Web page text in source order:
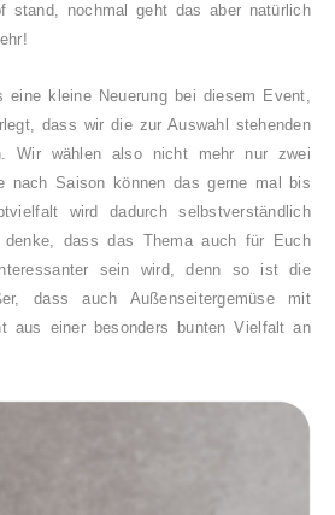
stand, nochmal geht das aber natürlich
eine kleine Neuerung bei diesem Event,
dass wir die zur Auswahl stehenden
Wir wählen also nicht mehr nur zwei
nach Saison können das gerne mal bis
wird dadurch selbstverständlich
dass das Thema auch für Euch
sein wird, denn so ist die
dass auch Außenseitergemüse mit
aus einer besonders bunten Vielfalt an